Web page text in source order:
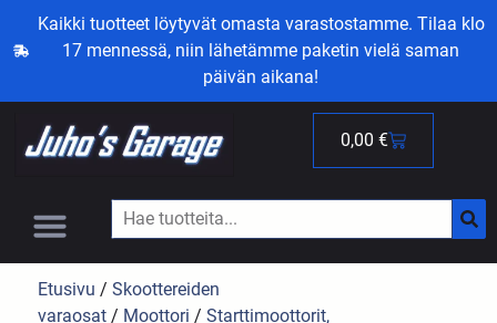
Kaikki tuotteet löytyvät omasta varastostamme. Tilaa klo
17 mennessä, niin lähetämme paketin vielä saman
päivän aikana!
0,00 €
Etusivu /Skoottereiden
varaosat / Moottori /Starttimoottorit,